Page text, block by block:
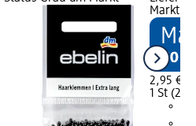
Markt
2,95 €
1 St